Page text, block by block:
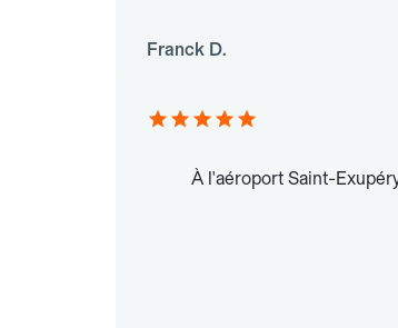
Franck D.
À l'aéroport Saint-